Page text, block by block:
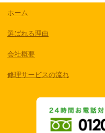
ホーム
選ばれる理由
会社概要
修理サービスの流れ